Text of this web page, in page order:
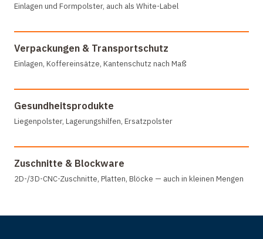
Einlagen und Formpolster, auch als White-Label
Verpackungen & Transportschutz
Einlagen, Koffereinsätze, Kantenschutz nach Maß
Gesundheitsprodukte
Liegenpolster, Lagerungshilfen, Ersatzpolster
Zuschnitte & Blockware
2D-/3D-CNC-Zuschnitte, Platten, Blöcke — auch in kleinen Mengen